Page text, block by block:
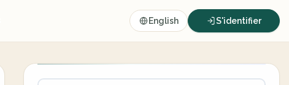
English S'identifier